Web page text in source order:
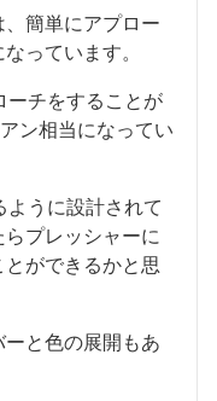
簡単にアプロー
っています。
ーチをすることが
ン相当になってい
ように設計されて
プレッシャーに
ができるかと思
と色の展開もあ